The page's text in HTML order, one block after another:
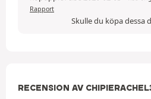
Rapport
Skulle du köpa dessa
RECENSION AV